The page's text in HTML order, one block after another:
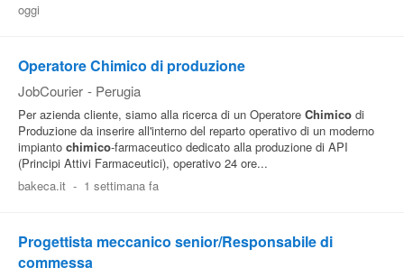
oggi
Operatore Chimico di produzione
JobCourier - Perugia
Per azienda cliente, siamo alla ricerca di un Operatore Chimico di
Produzione da inserire all'interno del reparto operativo di un moderno
impianto chimico-farmaceutico dedicato alla produzione di API
(Principi Attivi Farmaceutici), operativo 24 ore...
bakeca.it - 1 settimana fa
Progettista meccanico senior/Responsabile di
commessa